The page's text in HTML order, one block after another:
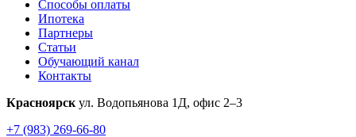
Способы оплаты
Ипотека
Партнеры
Статьи
Обучающий канал
Контакты
Красноярск ул. Водопьянова 1Д, офис 2–3
+7 (983) 269-66-80